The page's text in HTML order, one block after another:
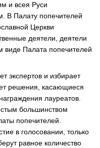
и всея Руси
В Палату попечителей
Церкви
деятели, деятели
виде Палата попечителей
экспертов и избирает
решения, касающиеся
лауреатов.
большинством
попечителей.
в голосовании, только
равное количество